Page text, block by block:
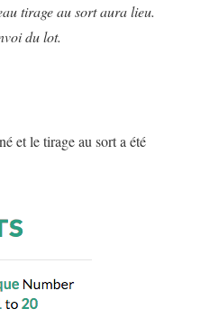
tirage au sort aura lieu.
du lot.
et le tirage au sort a été